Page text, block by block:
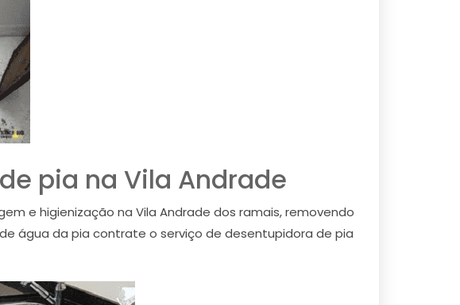
pia na Vila Andrade
e higienização na Vila Andrade dos ramais, removendo
água da pia contrate o serviço de desentupidora de pia